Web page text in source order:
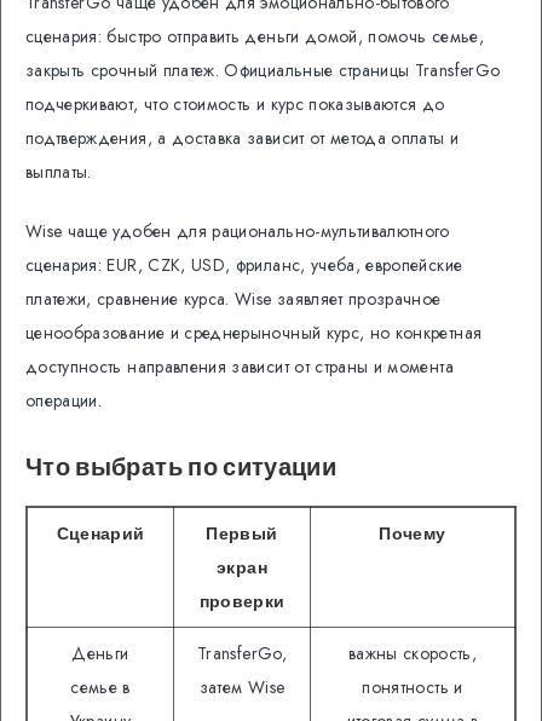
сценария: быстро отправить деньги домой, помочь семье,
закрыть срочный платеж. Официальные страницы TransferGo
подчеркивают, что стоимость и курс показываются до
подтверждения, а доставка зависит от метода оплаты и
выплаты.
Wise чаще удобен для рационально-мультивалютного
сценария: EUR, CZK, USD, фриланс, учеба, европейские
платежи, сравнение курса. Wise заявляет прозрачное
ценообразование и среднерыночный курс, но конкретная
доступность направления зависит от страны и момента
операции.
Что выбрать по ситуации
Сценарий
Первый
экран
проверки
Почему
Деньги
семье в
TransferGo,
затем Wise
важны скорость,
понятность и